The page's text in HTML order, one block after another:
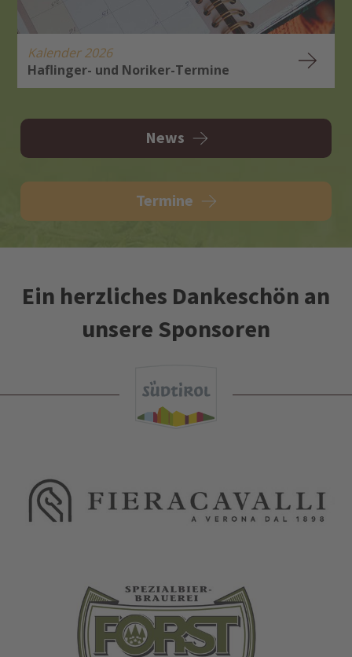
Kalender 2026
Haflinger- und Noriker-Termine
News
Termine
Ein herzliches Dankeschön an
unsere Sponsoren